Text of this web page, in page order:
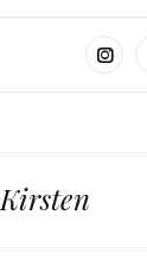
Kirsten